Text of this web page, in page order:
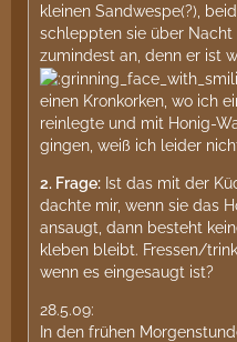
kleinen Sandwespe(?),
schleppten sie über Nacht
zumindest an, denn er ist
einen Kronkorken, wo ich
reinlegte und mit Honig-
gingen, weiß ich leider
2. Frage: Ist das mit der
dachte mir, wenn sie das
ansaugt, dann besteht
kleben bleibt. Fressen/
wenn es eingesaugt ist?
28.5.09:
In den frühen